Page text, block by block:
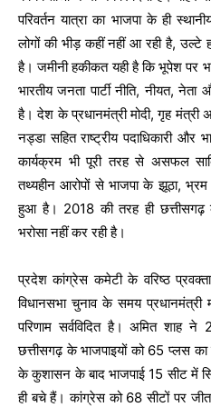
परिवर्तन यात्रा का भाजपा के ही
लोगों की भीड़ कहीं नहीं आ रही है,
है। जमीनी हकीकत यही है कि भूपेश पर
भारतीय जनता पार्टी नीति, नीयत,
है। देश के प्रधानमंत्री मोदी, गृह मंत्री
नड्डा सहित राष्ट्रीय पदाधिकारी और
कार्यक्रम भी पूरी तरह से असफल
तथ्यहीन आरोपों से भाजपा के झूठा, भ्रम
हुआ है। 2018 की तरह ही छत्तीसगढ़
भरोसा नहीं कर रही है।
प्रदेश कांग्रेस कमेटी के वरिष्ठ
विधानसभा चुनाव के समय
परिणाम सर्वविदित है। अमित शाह
छत्तीसगढ़ के भाजपाइयों को 65 प्लस
के कुशासन के बाद भाजपाई 15 सीट
ही बचे हैं। कांग्रेस को 68 सीटों पर